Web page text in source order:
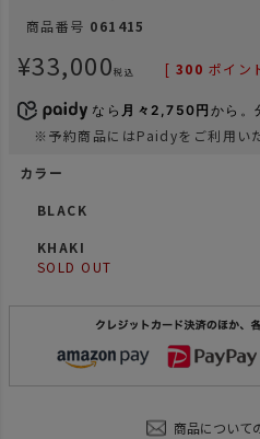
商品番号 061415
¥33,000税込 [ 300 ポイン
なら 月々2,750円 から。
※予約商品にはPaidyをご利用い
カラー
BLACK
KHAKI
SOLD OUT
商品について